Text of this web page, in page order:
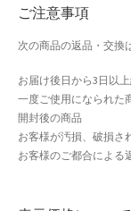
ご注意事項
次の商品の返品・交換
お届け後日から3日以
一度ご使用になられた
開封後の商品
お客様が汚損、破損さ
お客様のご都合による